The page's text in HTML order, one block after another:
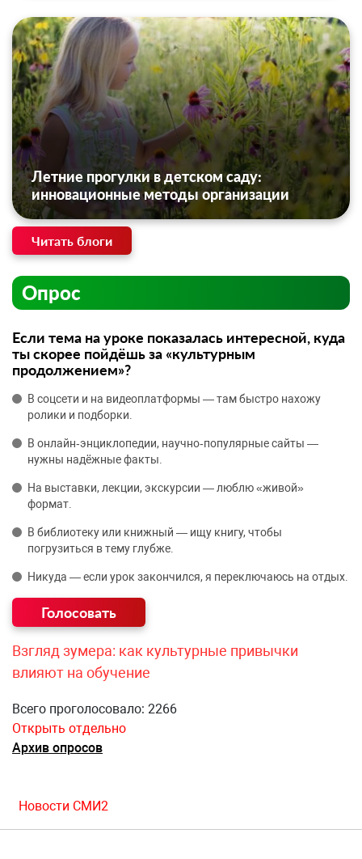
Летние прогулки в детском саду:
инновационные методы организации
Читать блоги
Опрос
Если тема на уроке показалась интересной, куда
ты скорее пойдёшь за «культурным
продолжением»?
В соцсети и на видеоплатформы — там быстро нахожу
ролики и подборки.
В онлайн‑энциклопедии, научно‑популярные сайты —
нужны надёжные факты.
На выставки, лекции, экскурсии — люблю «живой»
формат.
В библиотеку или книжный — ищу книгу, чтобы
погрузиться в тему глубже.
Никуда — если урок закончился, я переключаюсь на отдых.
Взгляд зумера: как культурные привычки
влияют на обучение
Всего проголосовало: 2266
Открыть отдельно
Архив опросов
Новости СМИ2